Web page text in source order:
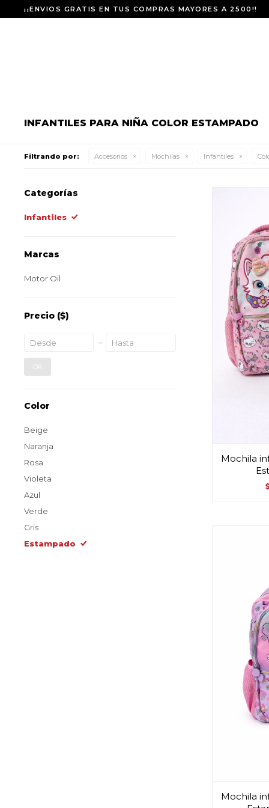
¡¡ENVIOS GRATIS EN TUS COMPRAS MAYORES A 2500!!
INFANTILES PARA NIÑA COLOR ESTAMPADO
Filtrando por: Accesorios Mochilas Infantiles
Mochila
Mochila
Categorías
Infantiles
Marcas
Motor Oil
Precio ($)
OK
Color
Beige
Naranja
Rosa
Violeta
Azul
Verde
Gris
Estampado